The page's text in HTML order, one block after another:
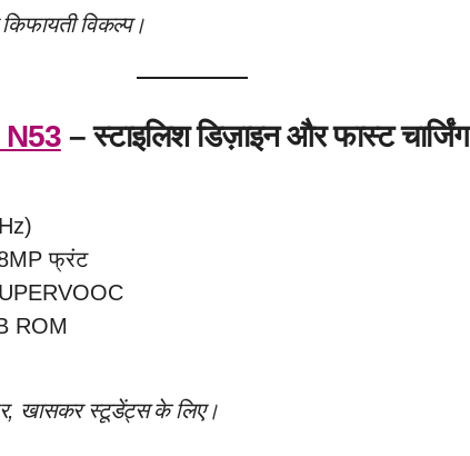
विकल्प।
– स्टाइलिश डिज़ाइन और फास्ट चार्जिंग
फ्रंट
ROM
खासकर स्टूडेंट्स के लिए।